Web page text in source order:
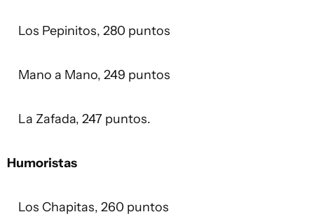
Los Pepinitos, 280 puntos
Mano a Mano, 249 puntos
La Zafada, 247 puntos.
Humoristas
Los Chapitas, 260 puntos